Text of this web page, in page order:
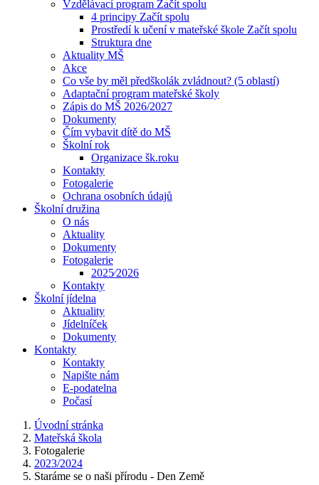
Vzdělávací program Začít spolu
4 principy Začít spolu
Prostředí k učení v mateřské škole Začít spolu
Struktura dne
Aktuality MŠ
Akce
Co vše by měl předškolák zvládnout? (5 oblastí)
Adaptační program mateřské školy
Zápis do MŠ 2026/2027
Dokumenty
Čím vybavit dítě do MŠ
Školní rok
Organizace šk.roku
Kontakty
Fotogalerie
Ochrana osobních údajů
Školní družina
O nás
Aktuality
Dokumenty
Fotogalerie
2025⁄2026
Kontakty
Školní jídelna
Aktuality
Jídelníček
Dokumenty
Kontakty
Kontakty
Napište nám
E-podatelna
Počasí
Úvodní stránka
Mateřská škola
Fotogalerie
2023/2024
Staráme se o naši přírodu - Den Země